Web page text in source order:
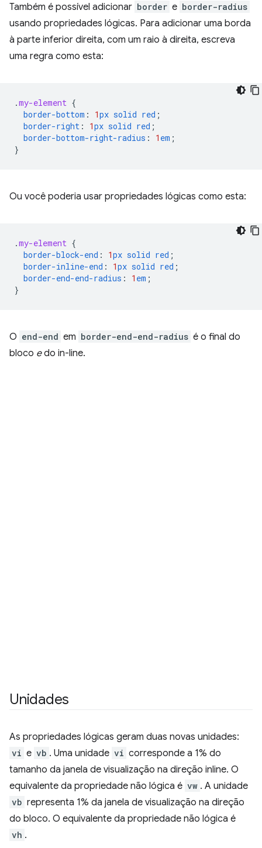
Também é possível adicionar border e border-radius
usando propriedades lógicas. Para adicionar uma borda
à parte inferior direita, com um raio à direita, escreva
uma regra como esta:
.my-element {
border-bottom : 1px solid red ;
border-right : 1px solid red ;
border-bottom-right-radius : 1 em ;
}
Ou você poderia usar propriedades lógicas como esta:
.my-element {
border-block-end : 1px solid red ;
border-inline-end : 1px solid red ;
border-end-end-radius : 1 em ;
}
O end-end em border-end-end-radius é o final do
bloco edo in-line.
Unidades
As propriedades lógicas geram duas novas unidades:
vi e vb . Uma unidade vi corresponde a 1% do
tamanho da janela de visualização na direção inline. O
equivalente da propriedade não lógica é vw . A unidade
vb representa 1% da janela de visualização na direção
do bloco. O equivalente da propriedade não lógica é
vh .